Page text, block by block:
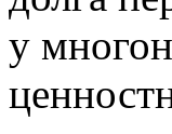
у